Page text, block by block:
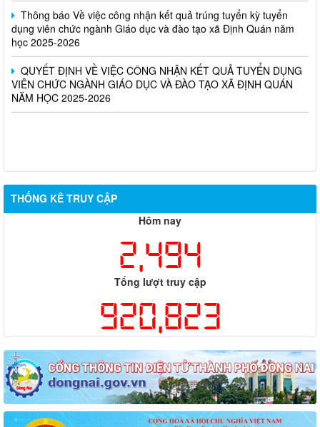
Thông báo Về việc công nhận kết quả trúng tuyển kỳ tuyển
dụng viên chức ngành Giáo dục và đào tạo xã Định Quán năm
học 2025-2026
QUYẾT ĐỊNH VỀ VIỆC CÔNG NHẬN KẾT QUẢ TUYỂN DỤNG
VIÊN CHỨC NGÀNH GIÁO DỤC VÀ ĐÀO TẠO XÃ ĐỊNH QUÁN
NĂM HỌC 2025-2026
THỐNG KÊ TRUY CẬP
Hôm nay
2,494
Tổng lượt truy cập
920,823